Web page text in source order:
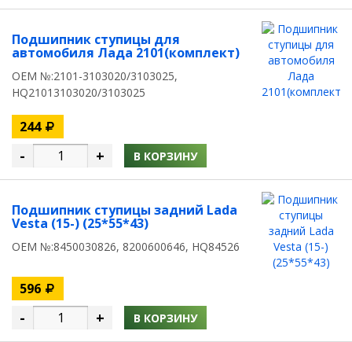
Подшипник ступицы для
автомобиля Лада 2101(комплект)
OEM №:2101-3103020/3103025,
HQ21013103020/3103025
244
- + В КОРЗИНУ
Подшипник ступицы задний Lada
Vesta (15-) (25*55*43)
OEM №:8450030826, 8200600646, HQ84526
596
- + В КОРЗИНУ